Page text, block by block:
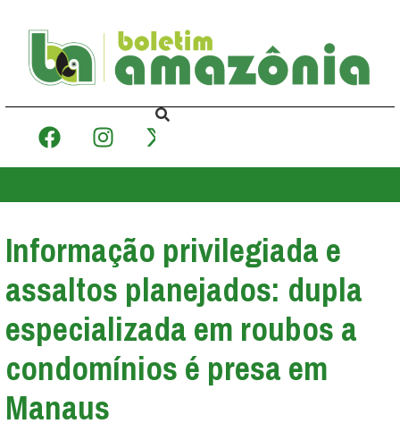
Informação privilegiada e
assaltos planejados: dupla
especializada em roubos a
condomínios é presa em
Manaus